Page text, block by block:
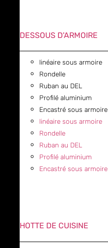
DESSOUS D'ARMOIRE
linéaire sous armoire
Rondelle
Ruban au DEL
Profilé aluminium
Encastré sous armoire
linéaire sous armoire
Rondelle
Ruban au DEL
Profilé aluminium
Encastré sous armoire
HOTTE DE CUISINE